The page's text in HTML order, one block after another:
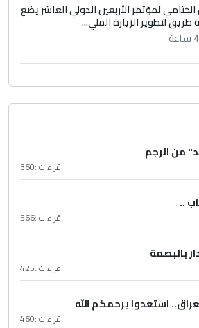
الختامي لمؤتمر الأربعين الدولي العاشر يضع
طريق لتطوير الزيارة الملي...
من الرجم
قراءات :360
..
قراءات :566
بالبصمة
قراءات :425
استعدوا يرحمكم الله
قراءات :460